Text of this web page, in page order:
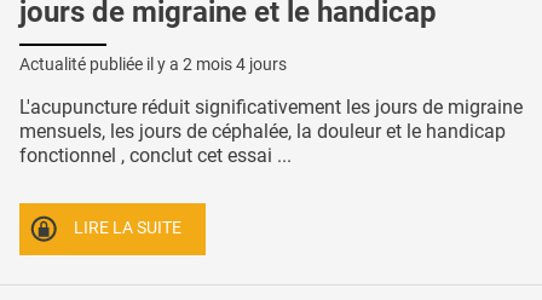
jours de migraine et le handicap
Actualité publiée il y a 2 mois 4 jours
L'acupuncture réduit significativement les jours de migraine
mensuels, les jours de céphalée, la douleur et le handicap
fonctionnel , conclut cet essai ...
LIRE LA SUITE